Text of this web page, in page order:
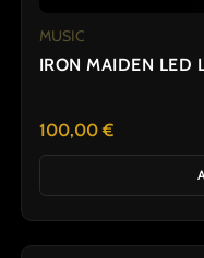
MUSIC
IRON MAIDEN
100,00€